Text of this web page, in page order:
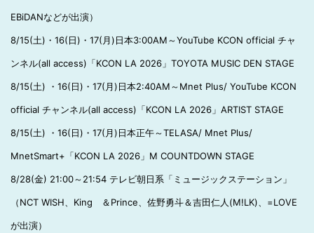
EBiDANなどが出演）
8/15(土)・16(日)・17(月)日本3:00AM～YouTube KCON official チャ
ンネル(all access)「KCON LA 2026」TOYOTA MUSIC DEN STAGE
8/15(土) ・16(日)・17(月)日本2:40AM～Mnet Plus/ YouTube KCON
official チャンネル(all access)「KCON LA 2026」ARTIST STAGE
8/15(土) ・16(日)・17(月)日本正午～TELASA/ Mnet Plus/
MnetSmart+「KCON LA 2026」M COUNTDOWN STAGE
8/28(金) 21:00～21:54 テレビ朝日系「ミュージックステーション」
（NCT WISH、King ＆Prince、佐野勇斗＆吉田仁人(M!LK)、=LOVE
が出演）